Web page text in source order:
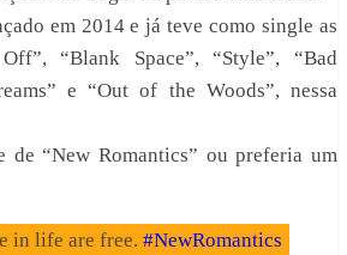
em 2014 e já teve como single as
“Blank Space”, “Style”, “Bad
e “Out of the Woods”, nessa
de “New Romantics” ou preferia um
in life are free. #NewRomantics